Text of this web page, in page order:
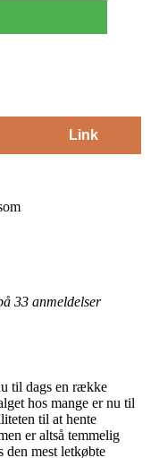
Link
33 anmeldelser
til dags en række
hos mange er nu til
til at hente
er altså temmelig
mest letkøbte